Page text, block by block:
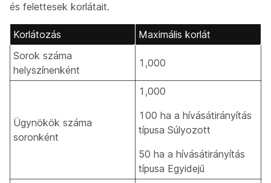
és felettesek korlátait.
Korlátozás
Maximális korlát
Sorok száma
helyszínenként
1,000
Ügynökök száma
soronként
1,000
100 ha a hívásátirányítás
típusa Súlyozott
50 ha a hívásátirányítás
típusa Egyidejű